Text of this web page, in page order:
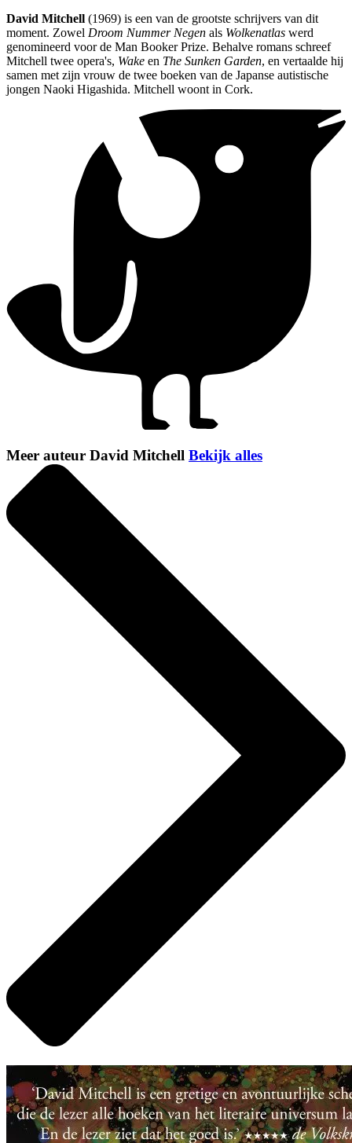
David Mitchell (1969) is een van de grootste schrijvers van dit
moment. Zowel Droom Nummer Negen als Wolkenatlas werd
genomineerd voor de Man Booker Prize. Behalve romans schreef
Mitchell twee opera's, Wake en The Sunken Garden, en vertaalde hij
samen met zijn vrouw de twee boeken van de Japanse autistische
jongen Naoki Higashida. Mitchell woont in Cork.
Meer auteur David Mitchell Bekijk alles